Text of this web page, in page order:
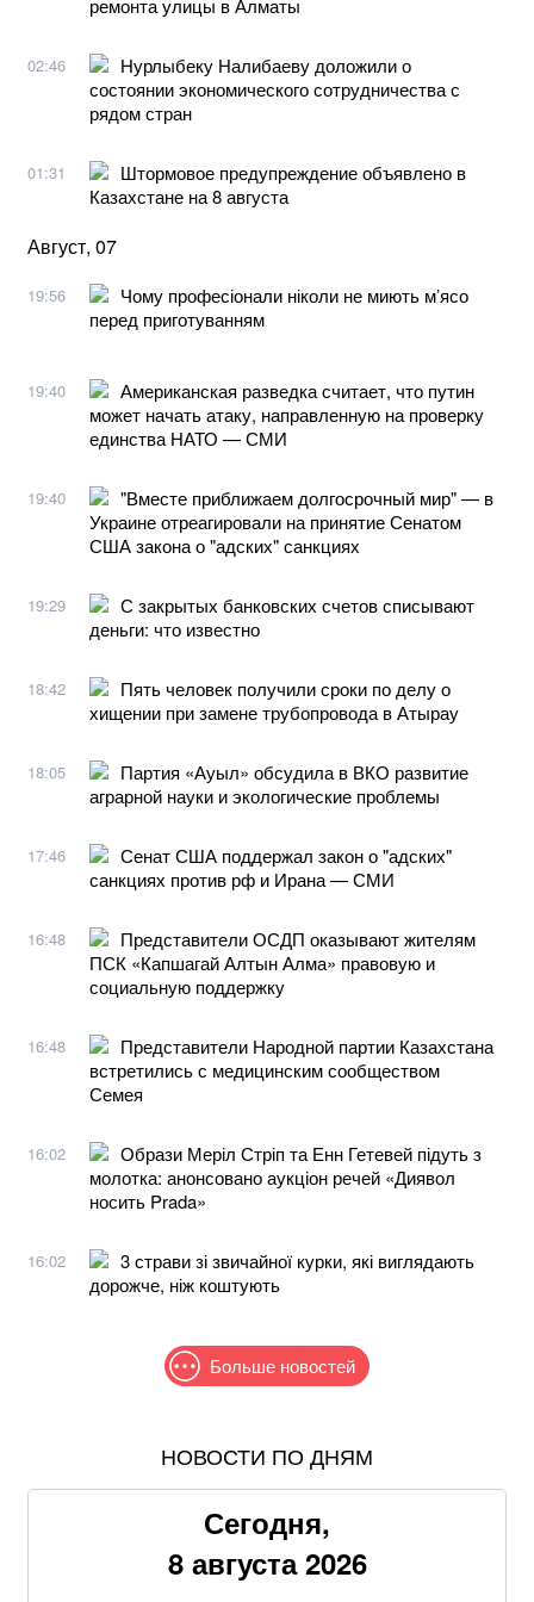
02:46
Нурлыбеку Налибаеву доложили о
состоянии экономического сотрудничества с
рядом стран
01:31
Штормовое предупреждение объявлено в
Казахстане на 8 августа
Август, 07
19:56
Чому професіонали ніколи не миють м’ясо
перед приготуванням
19:40
Американская разведка считает, что путин
может начать атаку, направленную на проверку
единства НАТО — СМИ
19:40
"Вместе приближаем долгосрочный мир" — в
Украине отреагировали на принятие Сенатом
США закона о "адских" санкциях
19:29
С закрытых банковских счетов списывают
деньги: что известно
18:42
Пять человек получили сроки по делу о
хищении при замене трубопровода в Атырау
18:05
Партия «Ауыл» обсудила в ВКО развитие
аграрной науки и экологические проблемы
17:46
Сенат США поддержал закон о "адских"
санкциях против рф и Ирана — СМИ
16:48
Представители ОСДП оказывают жителям
ПСК «Капшагай Алтын Алма» правовую и
социальную поддержку
16:48
Представители Народной партии Казахстана
встретились с медицинским сообществом
Семея
16:02
Образи Меріл Стріп та Енн Гетевей підуть з
молотка: анонсовано аукціон речей «Диявол
носить Prada»
16:02
3 страви зі звичайної курки, які виглядають
дорожче, ніж коштують
Больше новостей
Жителям шести областей окажут новую денежную
Продать квартиру станет сложнее: для украинцев
введут новые проверки
НОВОСТИ ПО ДНЯМ
Сегодня,
8 августа 2026